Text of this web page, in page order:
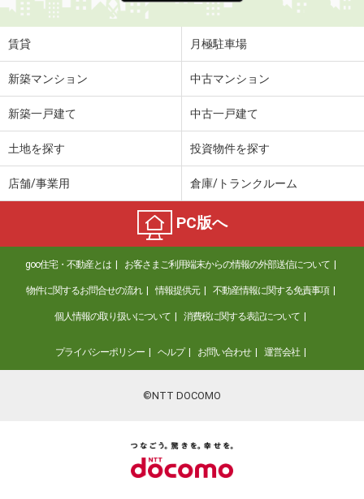
賃貸 月極駐車場
新築マンション 中古マンション
新築一戸建て 中古一戸建て
土地を探す 投資物件を探す
店舗/事業用 倉庫/トランクルーム
PC版へ
goo住宅・不動産とは お客さまご利用端末からの情報の外部送信について
物件に関するお問合せの流れ 情報提供元 不動産情報に関する免責事項
個人情報の取り扱いについて 消費税に関する表記について
プライバシーポリシー ヘルプ お問い合わせ 運営会社
©NTT DOCOMO